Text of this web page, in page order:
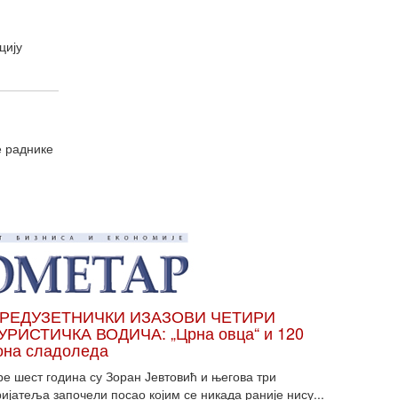
раднике
ИЗАЗОВИ ЧЕТИРИ
ВОДИЧА: „Црна овца“ и 120
сладоледа
шест година су Зоран Јевтовић и његова три
започели посао којим се никада раније нису...